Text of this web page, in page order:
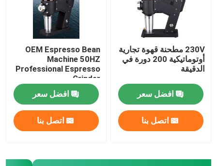
230V مطحنة قهوة تجارية
أوتوماتيكية 200 دورة في
الدقيقة
افضل سعر
اتصل بنا
OEM Espresso Bean
Machine 50HZ
Professional Espresso
Grinder
افضل سعر
اتصل بنا